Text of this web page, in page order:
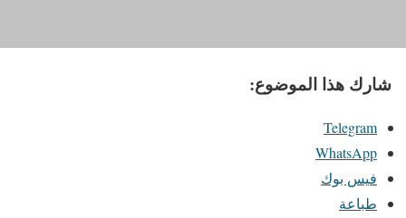
شارك هذا الموضوع:
Telegram
WhatsApp
فيس بوك
طباعة